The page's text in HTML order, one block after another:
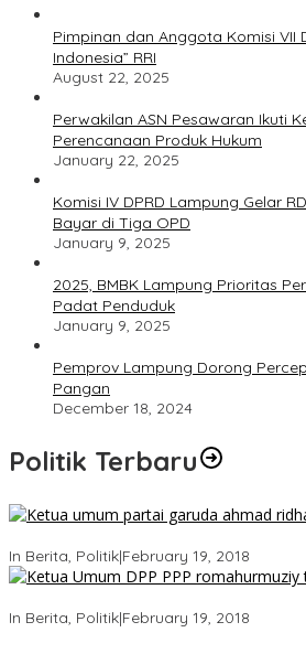
Pimpinan dan Anggota Komisi VII
Indonesia” RRI
August 22, 2025
Perwakilan ASN Pesawaran Ikuti
Perencanaan Produk Hukum
January 22, 2025
Komisi IV DPRD Lampung Gelar
Bayar di Tiga OPD
January 9, 2025
2025, BMBK Lampung Prioritas
Padat Penduduk
January 9, 2025
Pemprov Lampung Dorong
Pangan
December 18, 2024
Politik Terbaru
In Berita, Politik|February 19, 2018
In Berita, Politik|February 19, 2018